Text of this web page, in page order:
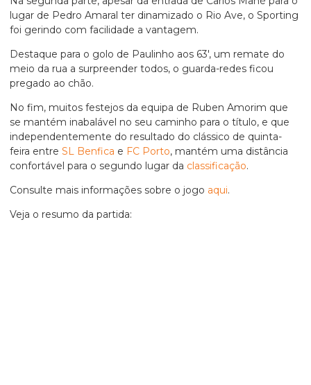
lugar de Pedro Amaral ter dinamizado o Rio Ave, o Sporting
foi gerindo com facilidade a vantagem.
Destaque para o golo de Paulinho aos 63′, um remate do
meio da rua a surpreender todos, o guarda-redes ficou
pregado ao chão.
No fim, muitos festejos da equipa de Ruben Amorim que
se mantém inabalável no seu caminho para o título, e que
independentemente do resultado do clássico de quinta-
feira entre SL Benfica e FC Porto, mantém uma distância
confortável para o segundo lugar da classificação.
Consulte mais informações sobre o jogo aqui.
Veja o resumo da partida: